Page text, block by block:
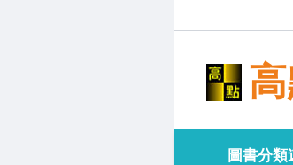
圖書分類